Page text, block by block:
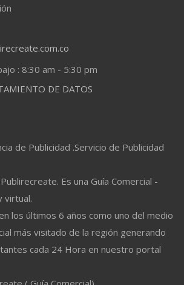
: 8:30 am - 5:30 pm
DE DATOS
de Publicidad .Servicio de Publicidad
Es una Guía Comercial -
virtual.
los últimos 6 años como uno del medio
más visitado de la región generando
cada 24 Hora en nuestro portal